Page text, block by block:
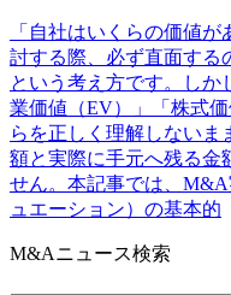
「自社はいくらの価値
討する際、必ず直面する
という考え方です。しか
業価値（EV）」「株式
らを正しく理解しないま
額と実際に手元へ残る金
せん。本記事では、
ュエーション）の基本的
M&Aニュース検索